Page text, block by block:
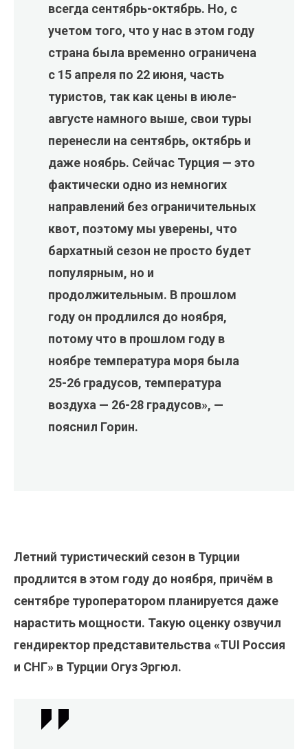
всегда сентябрь-октябрь. Но, с
учетом того, что у нас в этом году
страна была временно ограничена
с 15 апреля по 22 июня, часть
туристов, так как цены в июле-
августе намного выше, свои туры
перенесли на сентябрь, октябрь и
даже ноябрь. Сейчас Турция — это
фактически одно из немногих
направлений без ограничительных
квот, поэтому мы уверены, что
бархатный сезон не просто будет
популярным, но и
продолжительным. В прошлом
году он продлился до ноября,
потому что в прошлом году в
ноябре температура моря была
25-26 градусов, температура
воздуха — 26-28 градусов», —
пояснил Горин.
Летний туристический сезон в Турции
продлится в этом году до ноября, причём в
сентябре туроператором планируется даже
нарастить мощности. Такую оценку озвучил
гендиректор представительства «TUI Россия
и СНГ» в Турции Огуз Эргюл.